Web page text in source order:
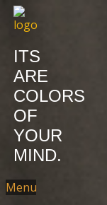
ITS
ARE
COLORS
OF
YOUR
MIND.
Menu